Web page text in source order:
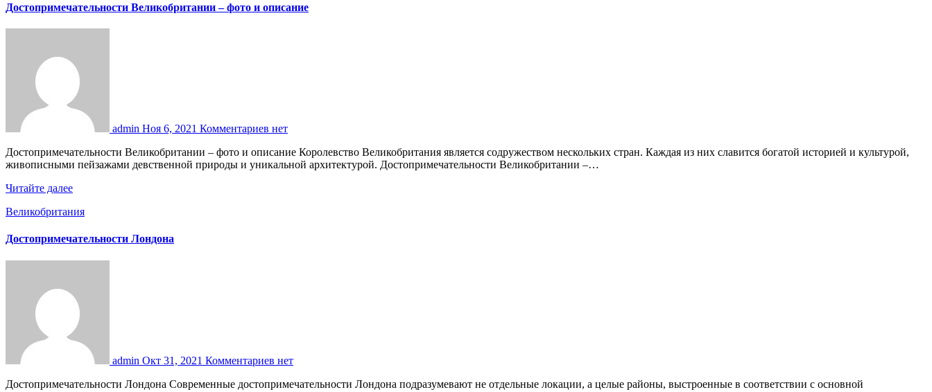
Достопримечательности Великобритании – фото и описание
admin Ноя 6, 2021 Комментариев нет
Достопримечательности Великобритании – фото и описание Королевство Великобритания является содружеством нескольких стран. Каждая из них славится богатой историей и культурой,
живописными пейзажами девственной природы и уникальной архитектурой. Достопримечательности Великобритании –…
Читайте далее
Великобритания
Достопримечательности Лондона
admin Окт 31, 2021 Комментариев нет
Достопримечательности Лондона Современные достопримечательности Лондона подразумевают не отдельные локации, а целые районы, выстроенные в соответствии с основной